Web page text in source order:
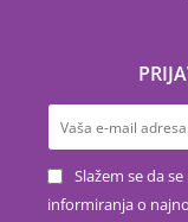
Slažem se da
informiranja o